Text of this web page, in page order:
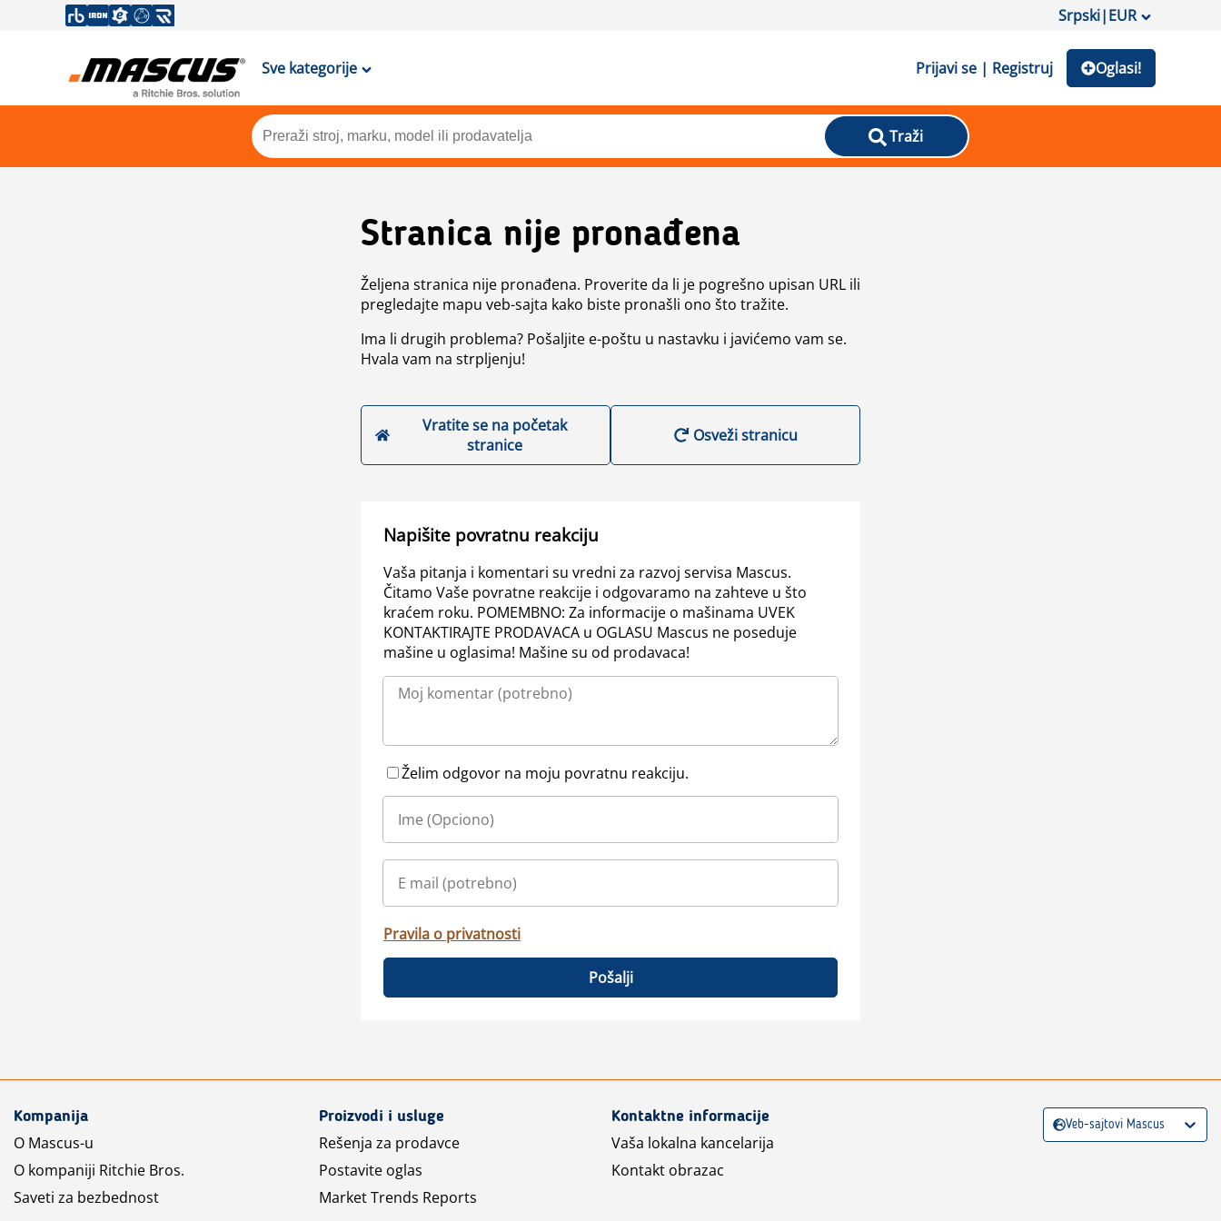
Srpski|EUR
Sve kategorije Prijavi se | Registruj Oglasi!
Traži
Stranica nije pronađena
Željena stranica nije pronađena. Proverite da li je pogrešno upisan URL ili
pregledajte mapu veb-sajta kako biste pronašli ono što tražite.
Ima li drugih problema? Pošaljite e-poštu u nastavku i javićemo vam se.
Hvala vam na strpljenju!
Vratite se na početak
stranice
Osveži stranicu
Napišite povratnu reakciju
Vaša pitanja i komentari su vredni za razvoj servisa Mascus.
Čitamo Vaše povratne reakcije i odgovaramo na zahteve u što
kraćem roku. POMEMBNO: Za informacije o mašinama UVEK
KONTAKTIRAJTE PRODAVACA u OGLASU Mascus ne poseduje
mašine u oglasima! Mašine su od prodavaca!
Želim odgovor na moju povratnu reakciju.
Pravila o privatnosti
Pošalji
Kompanija
O Mascus-u
O kompaniji Ritchie Bros.
Saveti za bezbednost
Proizvodi i usluge
Rešenja za prodavce
Postavite oglas
Market Trends Reports
Kontaktne informacije
Vaša lokalna kancelarija
Kontakt obrazac
Veb-sajtovi Mascus